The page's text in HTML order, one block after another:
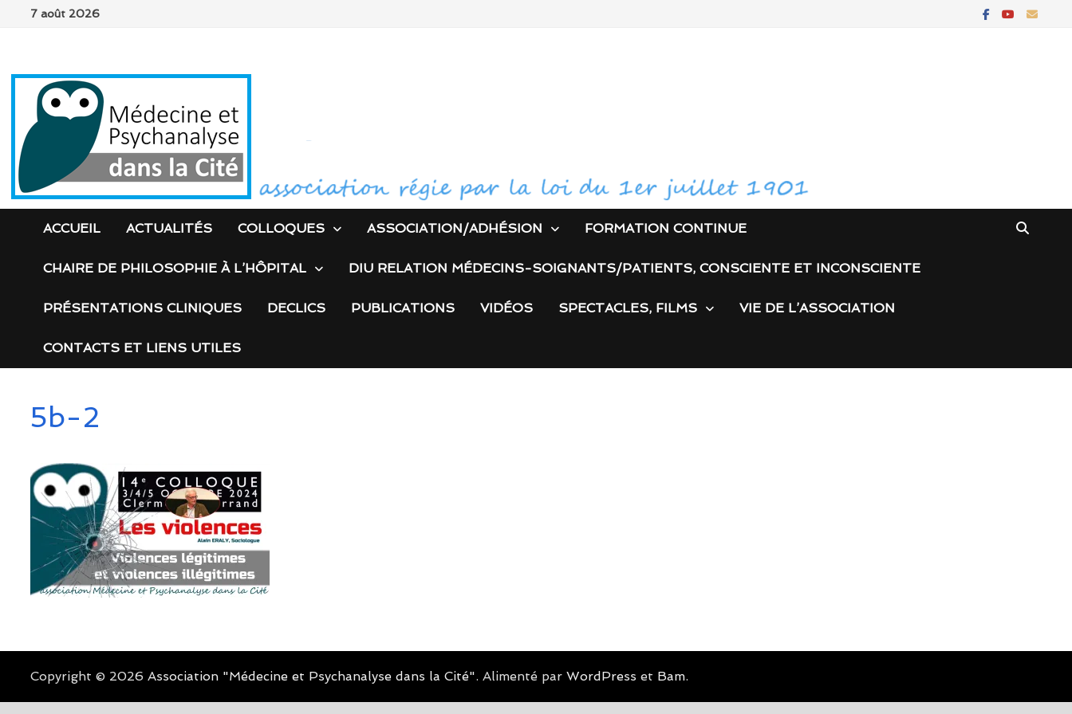
Passer7 août 2026
ACCUEIL ACTUALITÉS COLLOQUES ASSOCIATION/ADHÉSION FORMATION CONTINUE
CHAIRE DE PHILOSOPHIE À L’HÔPITAL DIU RELATION MÉDECINS-SOIGNANTS/PATIENTS, CONSCIENTE ET INCONSCIENTE
PRÉSENTATIONS CLINIQUES DECLICS PUBLICATIONS VIDÉOS SPECTACLES, FILMS VIE DE L’ASSOCIATION
CONTACTS ET LIENS UTILES
5b-2
Copyright © 2026Association "Médecine et Psychanalyse dans la Cité". Alimenté parWordPress et Bam.